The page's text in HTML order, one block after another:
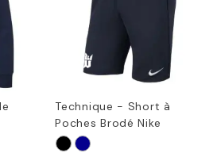
Technique - Short à
Poches Brodé Nike